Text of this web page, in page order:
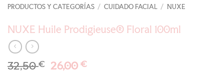
PRODUCTOS Y CATEGORÍAS / CUIDADO FACIAL / NUXE
NUXE Huile Prodigieuse® Floral 100ml
32,50€ El
26,00€El